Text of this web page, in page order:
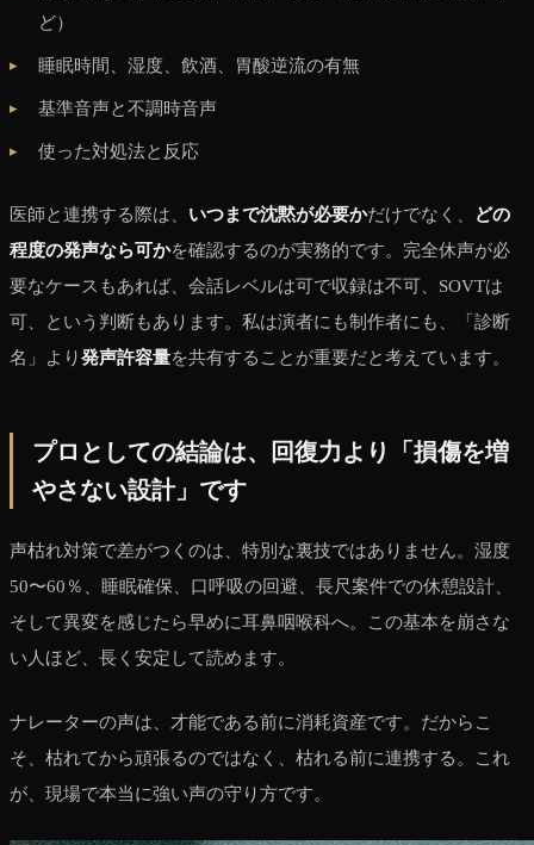
ど）
睡眠時間、湿度、飲酒、胃酸逆流の有無
基準音声と不調時音声
使った対処法と反応
医師と連携する際は、 いつまで沈黙が必要かだけでなく、
どの
程度の発声なら可かを確認するのが実務的です。完全休声が必
要なケースもあれば、会話レベルは可で収録は不可、SOVTは
可、という判断もあります。私は演者にも制作者にも、「診断
名」より発声許容量を共有することが重要だと考えています。
プロとしての結論は、回復力より「損傷を増
やさない設計」です
声枯れ対策で差がつくのは、特別な裏技ではありません。湿度
50〜60％、睡眠確保、口呼吸の回避、長尺案件での休憩設計、
そして異変を感じたら早めに耳鼻咽喉科へ。この基本を崩さな
い人ほど、長く安定して読めます。
ナレーターの声は、才能である前に消耗資産です。だからこ
そ、枯れてから頑張るのではなく、枯れる前に連携する。これ
が、現場で本当に強い声の守り方です。